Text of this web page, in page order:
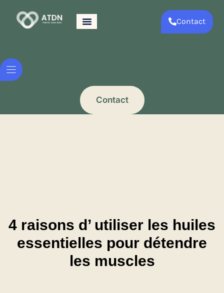
Contact
Contact
4 raisons d’ utiliser les huiles
essentielles pour détendre
les muscles